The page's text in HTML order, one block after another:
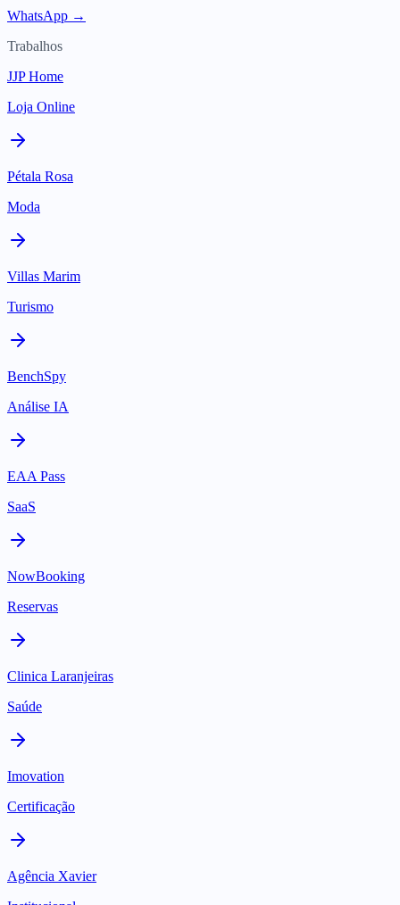
WhatsApp →
Trabalhos
JJP Home
Loja Online
Pétala Rosa
Moda
Villas Marim
Turismo
BenchSpy
Análise IA
EAA Pass
SaaS
NowBooking
Reservas
Clinica Laranjeiras
Saúde
Imovation
Certificação
Agência Xavier